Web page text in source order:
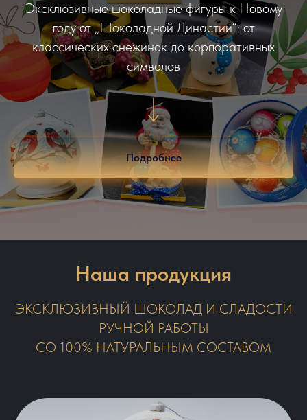
Эксклюзивные шоколадные фигуры к Новому
году от „Шоколадной Династии“: от
классических снежинок до корпоративных
символов
Подробнее
Наша продукция
ЭКСКЛЮЗИВНЫЙ ШОКОЛАД И СЛАДОСТИ
РУЧНОЙ РАБОТЫ
СО 100% НАТУРАЛЬНЫМ СОСТАВОМ